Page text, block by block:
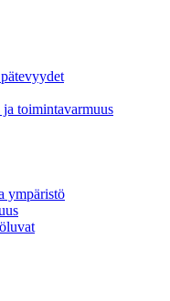
toimintavarmuus
ympäristö